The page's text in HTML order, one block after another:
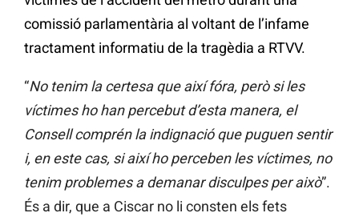
comissió parlamentària al voltant de l’infame
tractament informatiu de la tragèdia a RTVV.
“No tenim la certesa que així fóra, però si les
víctimes ho han percebut d’esta manera, el
Consell comprén la indignació que puguen sentir
i, en este cas, si així ho perceben les víctimes, no
tenim problemes a demanar disculpes per això”.
És a dir, que a Ciscar no li consten els fets